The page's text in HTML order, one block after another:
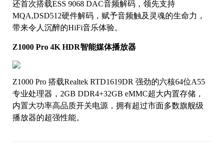
还首次搭载ESS 9068 DAC音频解码，领先支持
MQA,DSD512硬件解码，赋予音频触及灵魂的生命力，
带来令人沉醉的HiFi音乐体验。
Z1000 Pro 4K HDR智能媒体播放器
Z1000 Pro 搭载Realtek RTD1619DR 强劲的六核64位A55
专业处理器，2GB DDR4+32GB eMMC超大内置存储，
内置大功率高品质开关电源，拥有超过市面多数旗舰级
播放器的超强性能。